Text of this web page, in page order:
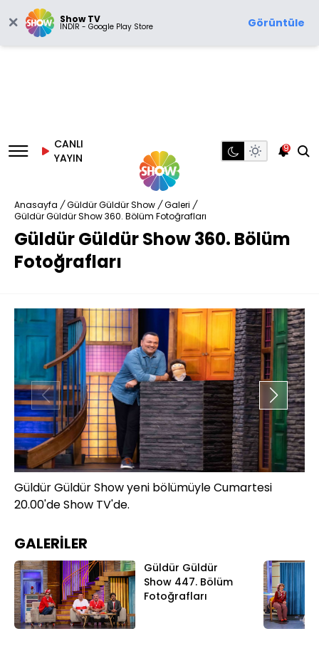
Show TV
İNDİR - Google Play Store Görüntüle
CANLI
YAYIN
9
Anasayfa / Güldür Güldür Show / Galeri /
Güldür Güldür Show 360. Bölüm Fotoğrafları
Güldür Güldür Show 360. Bölüm
Fotoğrafları
Güldür Güldür Show yeni bölümüyle Cumartesi
20.00'de Show TV'de.
GALERİLER
Güldür Güldür
Show 447. Bölüm
Fotoğrafları